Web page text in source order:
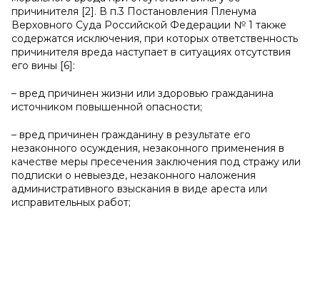
причинителя [2]. В п.3 Постановления Пленума
Верховного Суда Российской Федерации № 1 также
содержатся исключения, при которых ответственность
причинителя вреда наступает в ситуациях отсутствия
его вины [6]:
– вред причинен жизни или здоровью гражданина
источником повышенной опасности;
– вред причинен гражданину в результате его
незаконного осуждения, незаконного применения в
качестве меры пресечения заключения под стражу или
подписки о невыезде, незаконного наложения
административного взыскания в виде ареста или
исправительных работ;